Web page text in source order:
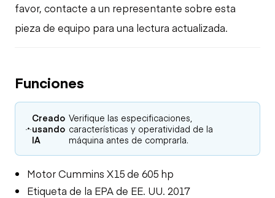
favor, contacte a un representante sobre esta
pieza de equipo para una lectura actualizada.
Funciones
Creado
usando
IA
Verifique las especificaciones,
características y operatividad de la
máquina antes de comprarla.
Motor Cummins X15 de 605 hp
Etiqueta de la EPA de EE. UU. 2017